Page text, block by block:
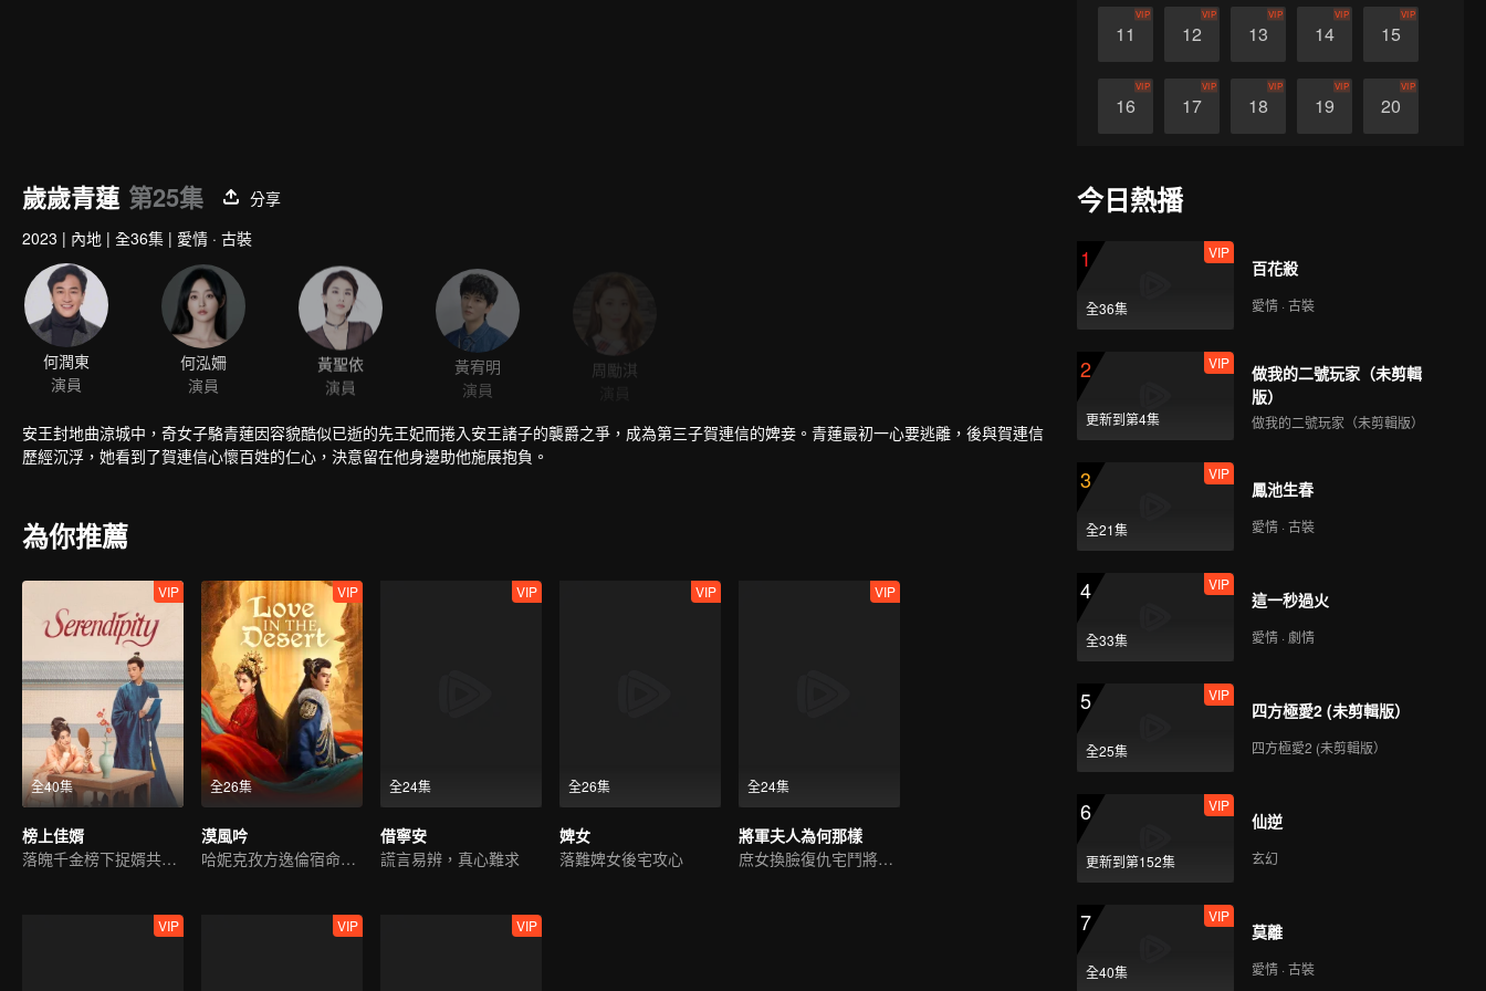
11
VIP
12
VIP
13
VIP
14
VIP
15
VIP
16
VIP
17
VIP
18
VIP
19
VIP
20
VIP
歲歲青蓮 第25集
分享
2023 | 內地 | 全36集 | 愛情 · 古裝
何潤東
演員
何泓姍
演員
黃聖依
演員
黃宥明
演員
周勵淇
演員
安王封地曲涼城中，奇女子駱青蓮因容貌酷似已逝的先王妃而捲入安王諸子的襲爵之爭，成為第三子賀連信的婢妾。青蓮最初一心要逃離，後與賀連信
歷經沉浮，她看到了賀連信心懷百姓的仁心，決意留在他身邊助他施展抱負。
為你推薦
全40集
VIP
榜上佳婿
落魄千金榜下捉婿共翻案
全26集
VIP
漠風吟
哈妮克孜方逸倫宿命虐戀
全24集
VIP
借寧安
謊言易辨，真心難求
全26集
VIP
婢女
落難婢女後宅攻心
全24集
VIP
將軍夫人為何那樣
庶女換臉復仇宅鬥將軍府
VIP VIP VIP
今日熱播
1
全36集
VIP
百花殺
愛情 · 古裝
2
更新到第4集
VIP
做我的二號玩家（未剪輯
版）
做我的二號玩家（未剪輯版）
3
全21集
VIP
鳳池生春
愛情 · 古裝
4
全33集
VIP
這一秒過火
愛情 · 劇情
5
全25集
VIP
四方極愛2 (未剪輯版）
四方極愛2 (未剪輯版）
6
更新到第152集
VIP
仙逆
玄幻
7
全40集
VIP
莫離
愛情 · 古裝